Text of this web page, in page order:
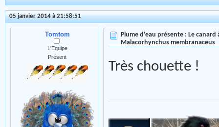
05 janvier 2014 à 21:58:51
Tomtom
L'Equipe
Présent
Plume d'eau présente : Le canard
Malacorhynchus membranaceus
Très chouette !